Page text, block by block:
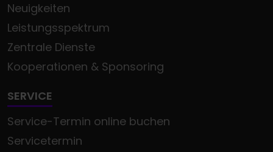
Neuigkeiten
Leistungsspektrum
Zentrale Dienste
Kooperationen & Sponsoring
SERVICE
Service-Termin online buchen
Servicetermin